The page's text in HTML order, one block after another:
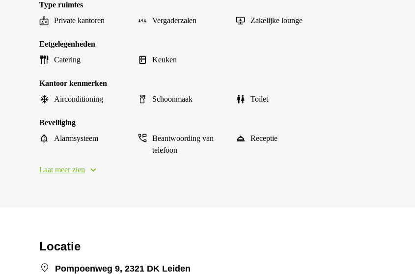
Type ruimtes
Private kantoren
Vergaderzalen Zakelijke lounge
Eetgelegenheden
Catering
Keuken
Kantoor kenmerken
Airconditioning
Schoonmaak Toilet
Beveiliging
Alarmsysteem
Beantwoording van
telefoon
Receptie
Laat meer zien
Locatie
Pompoenweg 9, 2321 DK Leiden